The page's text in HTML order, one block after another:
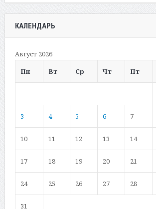
КАЛЕНДАРЬ
Август 2026
Пн
Вт Ср Чт Пт
3 4 5 6 7
10 11 12 13 14
17 18 19 20 21
24 25 26 27 28
31